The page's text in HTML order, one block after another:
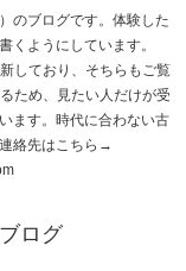
のブログです。体験した
くようにしています。
しており、そちらもご覧
ため、見たい人だけが受
ます。時代に合わない古
連絡先はこちら→
ログ